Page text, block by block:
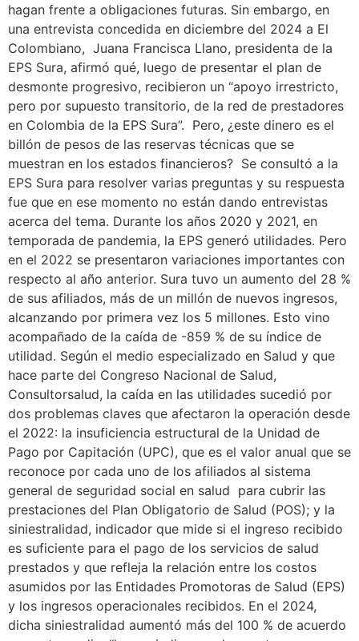
hagan frente a obligaciones futuras. Sin embargo, en
una entrevista concedida en diciembre del 2024 a El
Colombiano, Juana Francisca Llano, presidenta de la
EPS Sura, afirmó qué, luego de presentar el plan de
desmonte progresivo, recibieron un “apoyo irrestricto,
pero por supuesto transitorio, de la red de prestadores
en Colombia de la EPS Sura”. Pero, ¿este dinero es el
billón de pesos de las reservas técnicas que se
muestran en los estados financieros? Se consultó a la
EPS Sura para resolver varias preguntas y su respuesta
fue que en ese momento no están dando entrevistas
acerca del tema. Durante los años 2020 y 2021, en
temporada de pandemia, la EPS generó utilidades. Pero
en el 2022 se presentaron variaciones importantes con
respecto al año anterior. Sura tuvo un aumento del 28 %
de sus afiliados, más de un millón de nuevos ingresos,
alcanzando por primera vez los 5 millones. Esto vino
acompañado de la caída de -859 % de su índice de
utilidad. Según el medio especializado en Salud y que
hace parte del Congreso Nacional de Salud,
Consultorsalud, la caída en las utilidades sucedió por
dos problemas claves que afectaron la operación desde
el 2022: la insuficiencia estructural de la Unidad de
Pago por Capitación (UPC), que es el valor anual que se
reconoce por cada uno de los afiliados al sistema
general de seguridad social en salud para cubrir las
prestaciones del Plan Obligatorio de Salud (POS); y la
siniestralidad, indicador que mide si el ingreso recibido
es suficiente para el pago de los servicios de salud
prestados y que refleja la relación entre los costos
asumidos por las Entidades Promotoras de Salud (EPS)
y los ingresos operacionales recibidos. En el 2024,
dicha siniestralidad aumentó más del 100 % de acuerdo